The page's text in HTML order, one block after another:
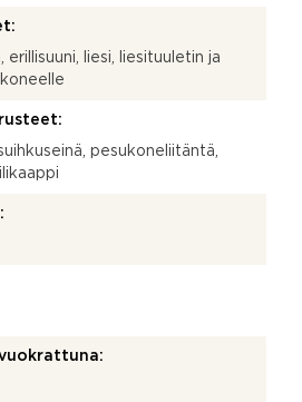
erillisuuni, liesi, liesituuletin ja
pesukoneliitäntä,